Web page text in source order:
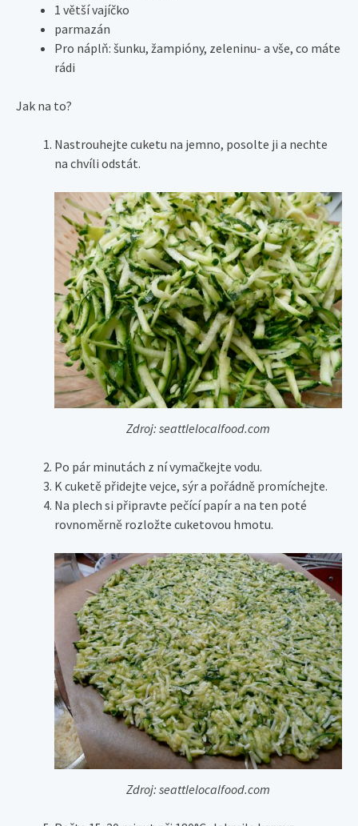
1 větší vajíčko
parmazán
Pro náplň: šunku, žampióny, zeleninu- a vše, co máte
rádi
Jak na to?
Nastrouhejte cuketu na jemno, posolte ji a nechte
na chvíli odstát.
Zdroj: seattlelocalfood.com
Po pár minutách z ní vymačkejte vodu.
K cuketě přidejte vejce, sýr a pořádně promíchejte.
Na plech si připravte pečící papír a na ten poté
rovnoměrně rozložte cuketovou hmotu.
Zdroj: seattlelocalfood.com